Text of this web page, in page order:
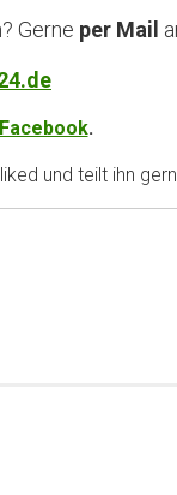
Gerne per Mail
Facebook.
und teilt ihn